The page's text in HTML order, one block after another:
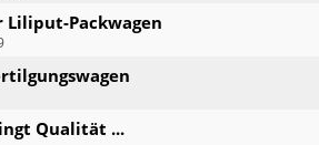
Packwagen
Qualität ...